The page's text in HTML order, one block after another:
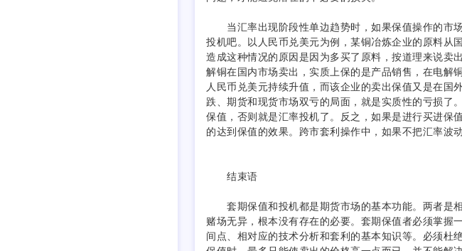
当汇率出现阶段性单边趋势时，如果保值操作的市场
投机吧。以人民币兑美元为例，某铜冶炼企业的原料从
造成这种情况的原因是因为多买了原料，按道理来说卖
解铜在国内市场卖出，实质上保的是产品销售，在电解
人民币兑美元持续升值，而该企业的卖出保值又是在
跌、期货和现货市场双亏的局面，就是实质性的亏损了
保值，否则就是汇率投机了。反之，如果是进行买进保
的达到保值的效果。跨市套利操作中，如果不把汇率波
结束语
套期保值和投机都是期货市场的基本功能。两者是相
赌场无异，根本没有存在的必要。套期保值者必须掌握
间点、相对应的技术分析和套利的基本知识等。必须杜